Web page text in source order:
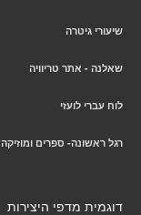
שיעורי גיטרה
שאלנה - אתר טריוויה
לוח עברי לועזי
רגל ראשונה- ספרים ומוזיקה
דוגמית מדפי היצירות